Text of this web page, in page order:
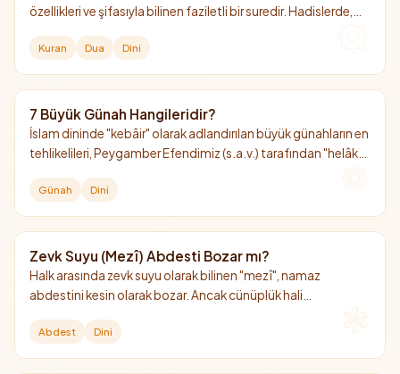
özellikleri ve şifasıyla bilinen faziletli bir suredir. Hadislerde,
müjdelenmiştir.
Kuran Dua Dini
7 Büyük Günah Hangileridir?
İslam dininde "kebâir" olarak adlandırılan büyük günahların en
tehlikelileri, Peygamber Efendimiz (s.a.v.) tarafından "helâk
koşmak gelir.
Günah Dini
Zevk Suyu (Mezî) Abdesti Bozar mı?
Halk arasında zevk suyu olarak bilinen "mezî", namaz
abdestini kesin olarak bozar. Ancak cünüplük hali
Çamaşıra bulaştığında yıkanması şarttır.
Abdest Dini